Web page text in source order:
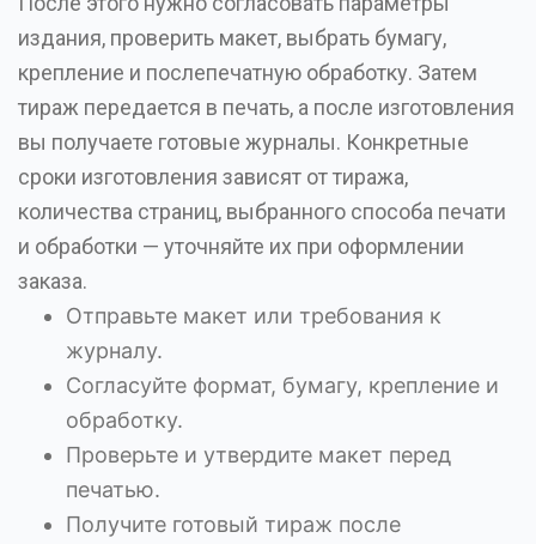
издания, проверить макет, выбрать бумагу,
крепление и послепечатную обработку. Затем
тираж передается в печать, а после изготовления
вы получаете готовые журналы. Конкретные
сроки изготовления зависят от тиража,
количества страниц, выбранного способа печати
и обработки — уточняйте их при оформлении
заказа.
Отправьте макет или требования к
журналу.
Согласуйте формат, бумагу, крепление и
обработку.
Проверьте и утвердите макет перед
печатью.
Получите готовый тираж после